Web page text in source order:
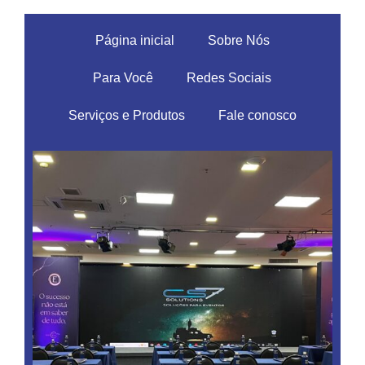
Página inicial Sobre Nós
Para Você Redes Sociais
Serviços e Produtos Fale conosco